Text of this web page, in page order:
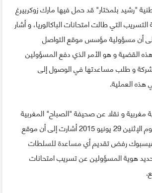
"رشيد بلمختار" قد حمل فيها مارك زوكربيرغ
التي طالت امتحانات الباكالوريا، و أشار
أن مسؤولية مؤسس موقع التواصل
القضية و هو الأمر الذي دفع المسؤولين
و طلب مساعدتها في الوصول إلى
هذه العملية.
مغربية و نقلا عن صحيفة "الصباح" المغربية
في عددها الصادر اليوم الإثنين 29 يونيو 2015 أشارت إلى أن موقع
فيسبوك رفض تقديم أي مساعدة للسلطات
هوية المسؤولين عن تسريب امتحانات